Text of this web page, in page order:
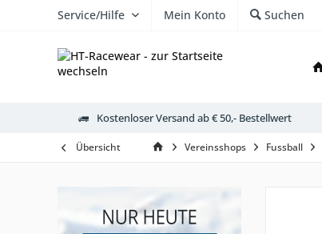
Service/Hilfe Mein Konto Suchen
Kostenloser Versand ab € 50,- Bestellwert
Übersicht Vereinsshops Fussball